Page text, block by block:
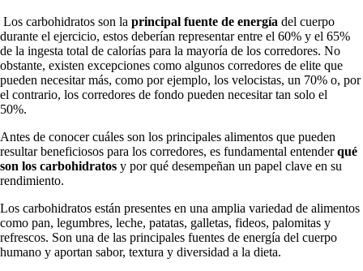
Los carbohidratos son la principal fuente de energía del cuerpo
durante el ejercicio, estos deberían representar entre el 60% y el 65%
de la ingesta total de calorías para la mayoría de los corredores. No
obstante, existen excepciones como algunos corredores de elite que
pueden necesitar más, como por ejemplo, los velocistas, un 70% o, por
el contrario, los corredores de fondo pueden necesitar tan solo el
50%.
Antes de conocer cuáles son los principales alimentos que pueden
resultar beneficiosos para los corredores, es fundamental entenderqué
son los carbohidratos y por qué desempeñan un papel clave en su
rendimiento.
Los carbohidratos están presentes en una amplia variedad de alimentos
como pan, legumbres, leche, patatas, galletas, fideos, palomitas y
refrescos. Son una de las principales fuentes de energía del cuerpo
humano y aportan sabor, textura y diversidad a la dieta.